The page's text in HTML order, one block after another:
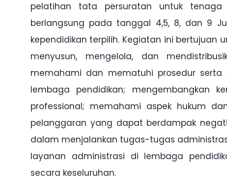
pelatihan tata persuratan untuk tenaga
berlangsung pada tanggal 4,5, 8, dan 9
kependidikan terpilih. Kegiatan ini
menyusun, mengelola, dan
memahami dan mematuhi prosedur
lembaga pendidikan; mengembangkan
professional; memahami aspek hukum
pelanggaran yang dapat berdampak
dalam menjalankan tugas-tugas
layanan administrasi di lembaga
secara keseluruhan.